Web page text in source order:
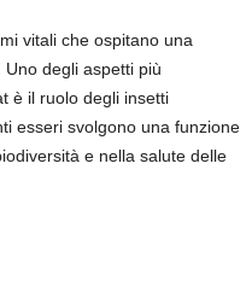
vitali che ospitano una
degli aspetti più
è il ruolo degli insetti
esseri svolgono una funzione
e nella salute delle